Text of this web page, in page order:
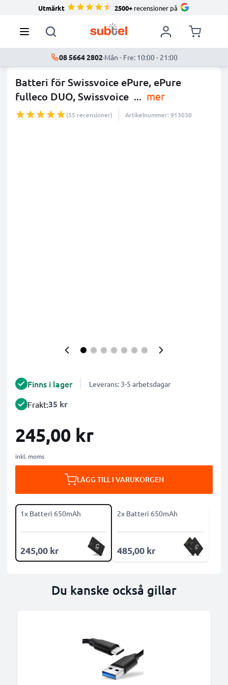
Utmärkt 2500+ recensioner på
08 5664 2802·Mån - Fre: 10:00 - 21:00
Batteri för Swissvoice ePure, ePure
fulleco DUO, Swissvoice ... mer
(55 recensioner) Artikelnummer: 913030
Finns i lager Leverans: 3-5 arbetsdagar
Frakt:35 kr
245,00 kr
inkl. moms
LÄGG TILL I VARUKORGEN
1x Batteri 650mAh
245,00 kr
2x Batteri 650mAh
485,00 kr
Du kanske också gillar